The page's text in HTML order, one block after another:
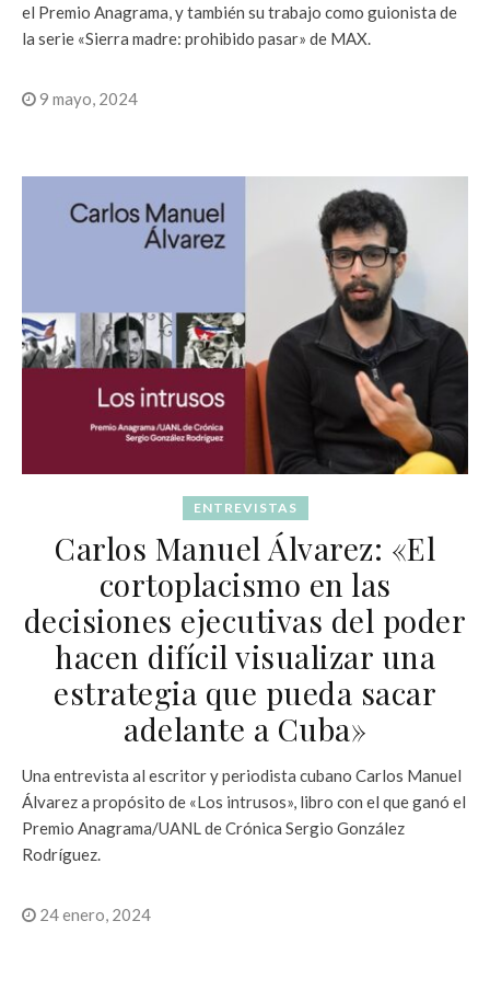
el Premio Anagrama, y también su trabajo como guionista de
la serie «Sierra madre: prohibido pasar» de MAX.
9 mayo, 2024
ENTREVISTAS
Carlos Manuel Álvarez: «El
cortoplacismo en las
decisiones ejecutivas del poder
hacen difícil visualizar una
estrategia que pueda sacar
adelante a Cuba»
Una entrevista al escritor y periodista cubano Carlos Manuel
Álvarez a propósito de «Los intrusos», libro con el que ganó el
Premio Anagrama/UANL de Crónica Sergio González
Rodríguez.
24 enero, 2024